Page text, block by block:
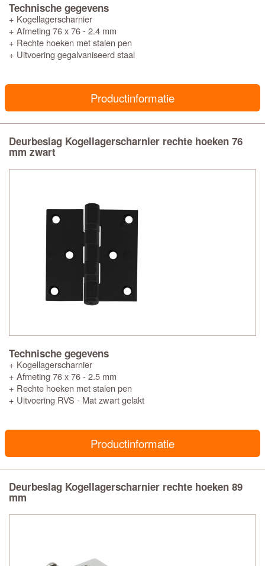
Technische gegevens
+ Kogellagerscharnier
+ Afmeting 76 x 76 - 2.4 mm
+ Rechte hoeken met stalen pen
+ Uitvoering gegalvaniseerd staal
Productinformatie
Deurbeslag Kogellagerscharnier rechte hoeken 76
mm zwart
Technische gegevens
+ Kogellagerscharnier
+ Afmeting 76 x 76 - 2.5 mm
+ Rechte hoeken met stalen pen
+ Uitvoering RVS - Mat zwart gelakt
Productinformatie
Deurbeslag Kogellagerscharnier rechte hoeken 89
mm